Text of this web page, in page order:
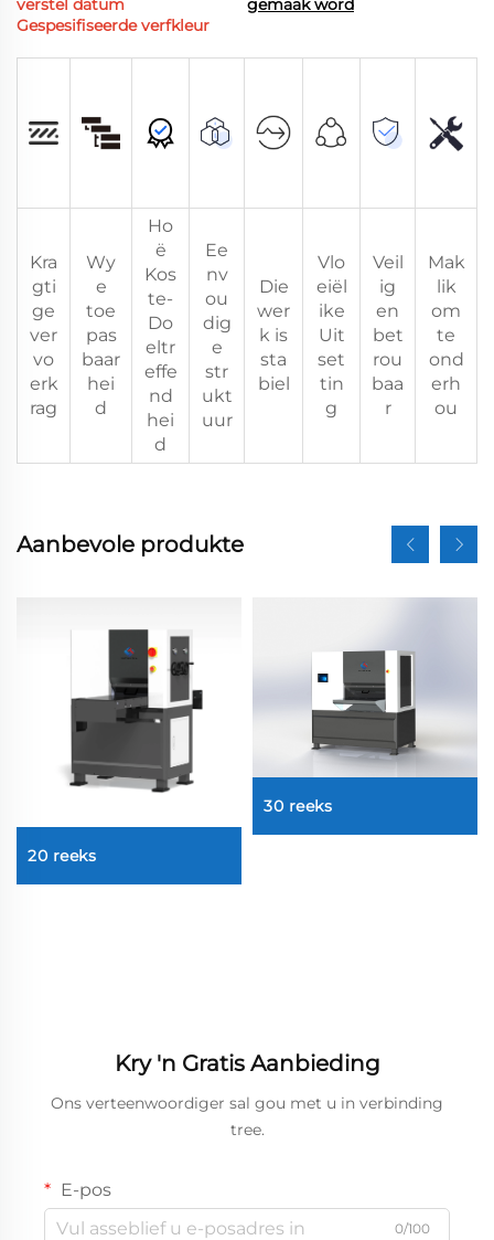
verstel datum
Gespesifiseerde verfkleur
gemaak word
Kra
gti
ge
ver
vo
erk
rag
Wy
e
toe
pas
baar
hei
d
Ho
ë
Kos
te-
Do
eltr
effe
nd
hei
d
Ee
nv
ou
dig
e
str
ukt
uur
Die
wer
k is
sta
biel
Vlo
eiël
ike
Uit
set
tin
g
Veil
ig
en
bet
rou
baa
r
Mak
lik
om
te
ond
erh
ou
Aanbevole produkte
20 reeks
30 reeks
Kry 'n Gratis Aanbieding
Ons verteenwoordiger sal gou met u in verbinding
tree.
E-pos
0/100